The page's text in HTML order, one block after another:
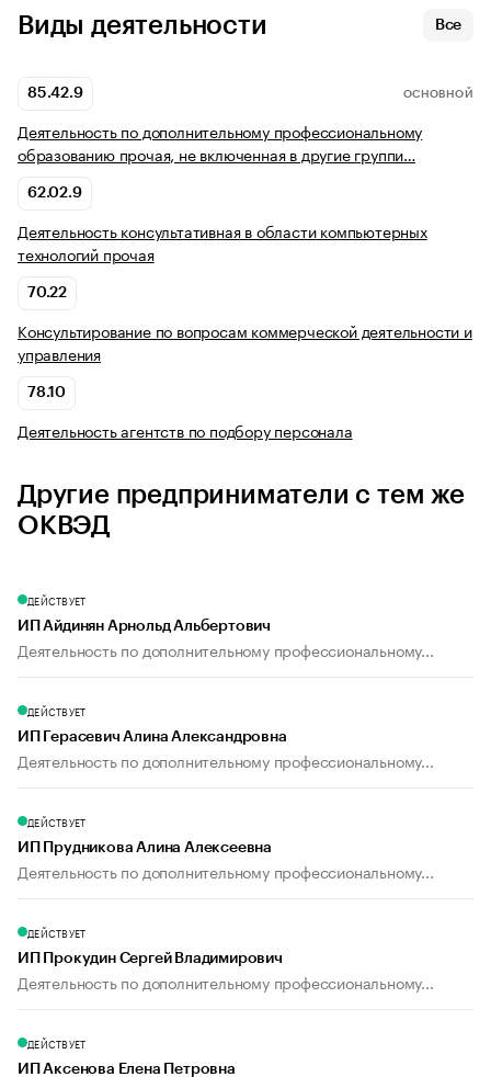
Виды деятельности Все
85.42.9 ОСНОВНОЙ
Деятельность по дополнительному профессиональному
образованию прочая, не включенная в другие группи…
62.02.9
Деятельность консультативная в области компьютерных
технологий прочая
70.22
Консультирование по вопросам коммерческой деятельности и
управления
78.10
Деятельность агентств по подбору персонала
Другие предприниматели с тем же
ОКВЭД
ДЕЙСТВУЕТ
ИП Айдинян Арнольд Альбертович
Деятельность по дополнительному профессиональному...
ДЕЙСТВУЕТ
ИП Герасевич Алина Александровна
Деятельность по дополнительному профессиональному...
ДЕЙСТВУЕТ
ИП Прудникова Алина Алексеевна
Деятельность по дополнительному профессиональному...
ДЕЙСТВУЕТ
ИП Прокудин Сергей Владимирович
Деятельность по дополнительному профессиональному...
ДЕЙСТВУЕТ
ИП Аксенова Елена Петровна